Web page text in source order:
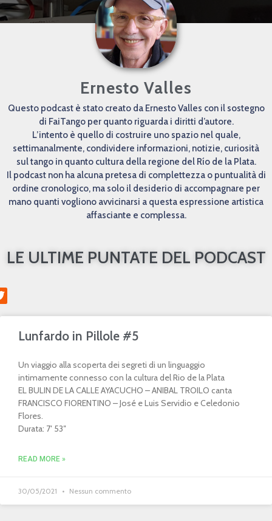
Ernesto Valles
Questo podcast è stato creato da Ernesto Valles con il sostegno
di FaiTango per quanto riguarda i diritti d’autore.
L’intento è quello di costruire uno spazio nel quale,
settimanalmente, condividere informazioni, notizie, curiosità
sul tango in quanto cultura della regione del Río de la Plata.
Il podcast non ha alcuna pretesa di complettezza o puntualità di
ordine cronologico, ma solo il desiderio di accompagnare per
mano quanti vogliono avvicinarsi a questa espressione artistica
affasciante e complessa.
LE ULTIME PUNTATE DEL PODCAST
Lunfardo in Pillole #5
Un viaggio alla scoperta dei segreti di un linguaggio
intimamente connesso con la cultura del Rio de la Plata
EL BULIN DE LA CALLE AYACUCHO – ANIBAL TROILO canta
FRANCISCO FIORENTINO – José e Luis Servidio e Celedonio
Flores.
Durata: 7′ 53″
READ MORE »
30/05/2021 Nessun commento